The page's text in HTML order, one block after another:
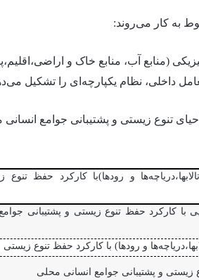
به کار میروند:
(منابع آب، منابع خاک و
داخلی، نظام یکپارچه ای را تشکیل می
تنوع زیستی و پشتیبانی جوامع انسانی
ها و رودها)با کارکرد حفظ تنوع
با کارکرد حفظ تنوع زیستی و پشتیبانی
ها و رودها) با کارکرد حفظ تنوع زیستی
زیستی و پشتیبانی جوامع انسانی محلی